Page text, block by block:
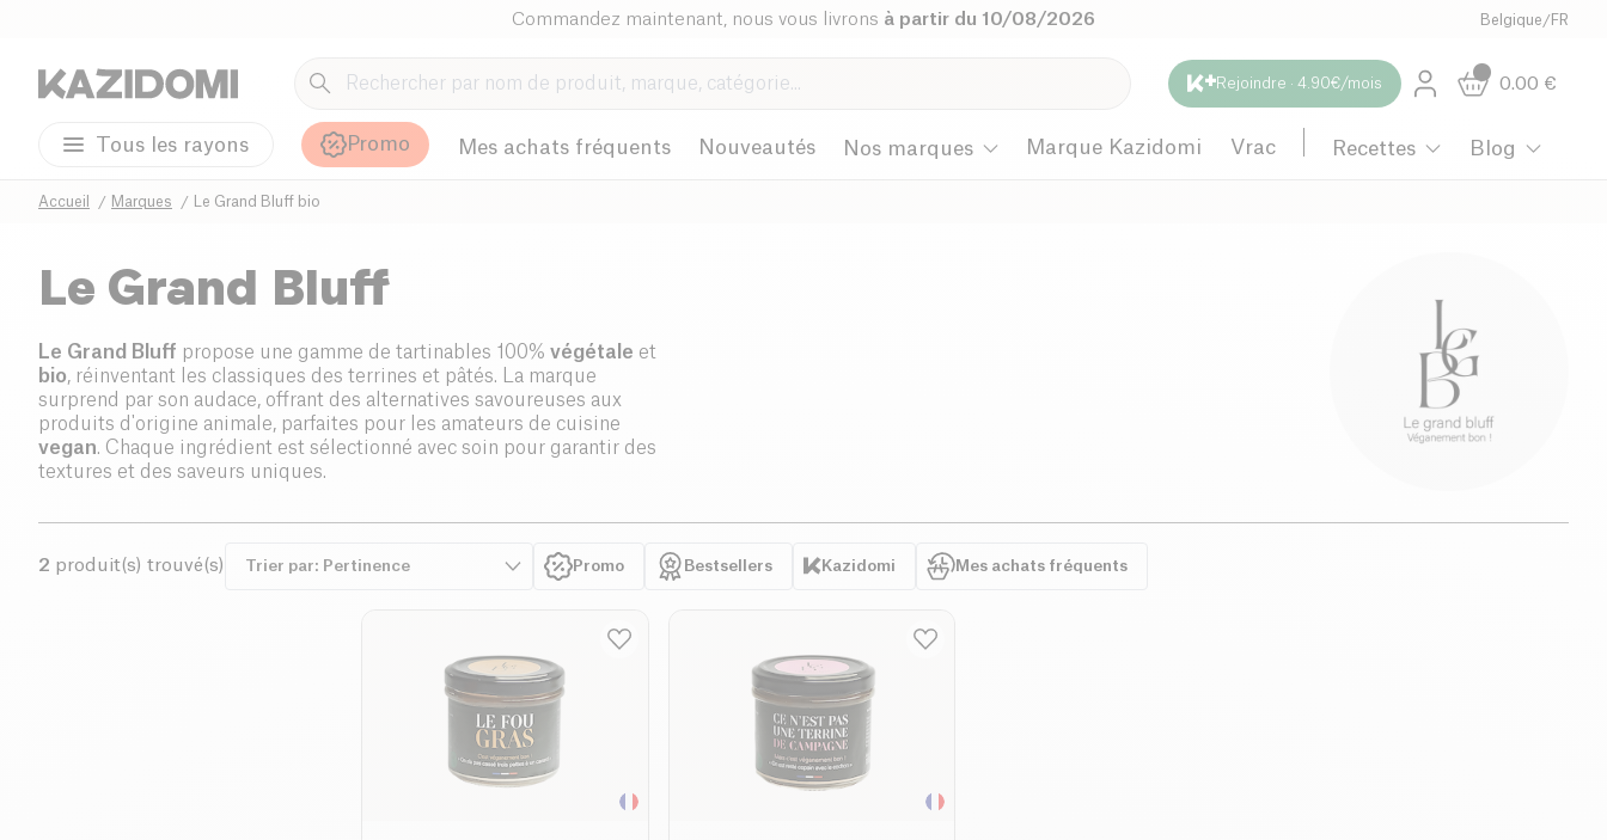
Commandez maintenant, nous vous livrons à partir du 10/08/2026 Belgique /FR
Rejoindre · 4.90€/mois 0.00 €
Tous les rayons Promo Mes achats fréquents Nouveautés Nos marques Marque Kazidomi Vrac Recettes Blog
Accueil Marques Le Grand Bluff bio
Le Grand Bluff
Le Grand Bluff propose une gamme de tartinables 100% végétale et
bio, réinventant les classiques des terrines et pâtés. La marque
surprend par son audace, offrant des alternatives savoureuses aux
produits d'origine animale, parfaites pour les amateurs de cuisine
vegan. Chaque ingrédient est sélectionné avec soin pour garantir des
textures et des saveurs uniques.
2 produit(s) trouvé(s) Promo Bestsellers Kazidomi Mes achats fréquents